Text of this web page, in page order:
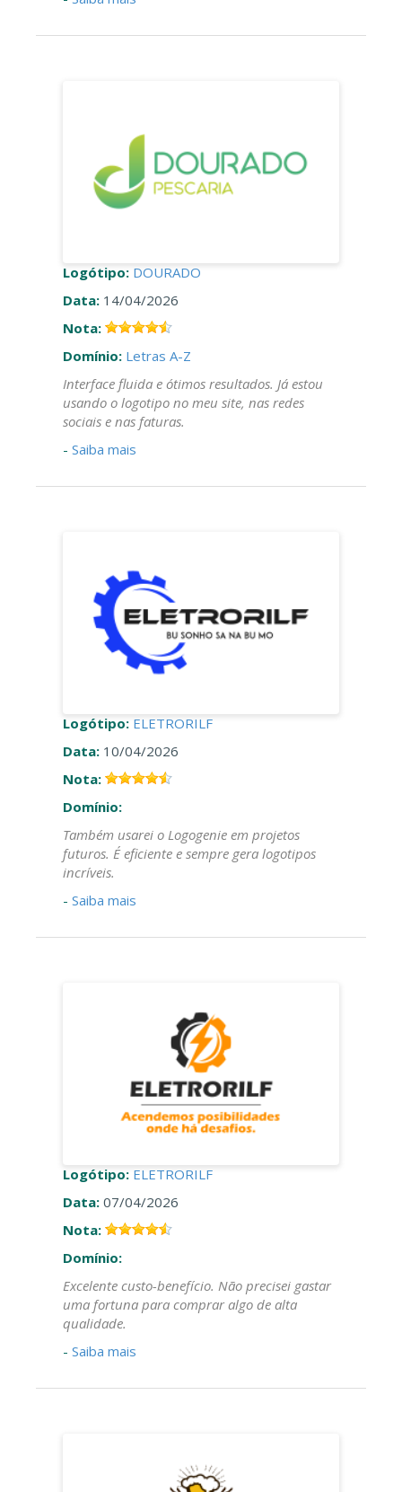
Logótipo: DOURADO
Data: 14/04/2026
Nota:
Domínio: Letras A-Z
Interface fluida e ótimos resultados. Já estou
usando o logotipo no meu site, nas redes
sociais e nas faturas.
- Saiba mais
Logótipo: ELETRORILF
Data: 10/04/2026
Nota:
Domínio:
Também usarei o Logogenie em projetos
futuros. É eficiente e sempre gera logotipos
incríveis.
- Saiba mais
Logótipo: ELETRORILF
Data: 07/04/2026
Nota:
Domínio:
Excelente custo-benefício. Não precisei gastar
uma fortuna para comprar algo de alta
qualidade.
- Saiba mais